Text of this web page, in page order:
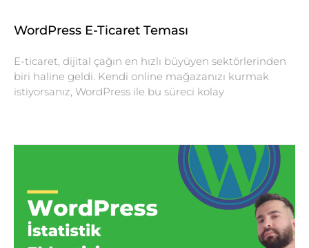
WordPress E-Ticaret Teması
E-ticaret, dijital çağın en hızlı büyüyen sektörlerinden
biri haline geldi. Kendi online mağazanızı kurmak
istiyorsanız, WordPress ile bu süreci kolay